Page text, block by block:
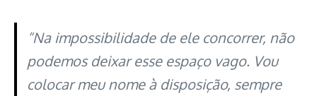
“Na impossibilidade de ele concorrer, não
podemos deixar esse espaço vago. Vou
colocar meu nome à disposição, sempre